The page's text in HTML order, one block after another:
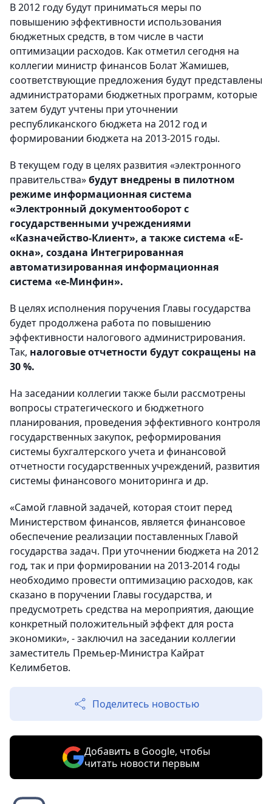
В 2012 году будут приниматься меры по
повышению эффективности использования
бюджетных средств, в том числе в части
оптимизации расходов. Как отметил сегодня на
коллегии министр финансов Болат Жамишев,
соответствующие предложения будут представлены
администраторами бюджетных программ, которые
затем будут учтены при уточнении
республиканского бюджета на 2012 год и
формировании бюджета на 2013-2015 годы.
В текущем году в целях развития «электронного
правительства»будут внедрены в пилотном
режиме информационная система
«Электронный документооборот с
государственными учреждениями
«Казначейство-Клиент», а также система «Е-
окна», создана Интегрированная
автоматизированная информационная
система «е-Минфин».
В целях исполнения поручения Главы государства
будет продолжена работа по повышению
эффективности налогового администрирования.
Так, налоговые отчетности будут сокращены на
30 %.
На заседании коллегии также были рассмотрены
вопросы стратегического и бюджетного
планирования, проведения эффективного контроля
государственных закупок, реформирования
системы бухгалтерского учета и финансовой
отчетности государственных учреждений, развития
системы финансового мониторинга и др.
«Самой главной задачей, которая стоит перед
Министерством финансов, является финансовое
обеспечение реализации поставленных Главой
государства задач. При уточнении бюджета на 2012
год, так и при формировании на 2013-2014 годы
необходимо провести оптимизацию расходов, как
сказано в поручении Главы государства, и
предусмотреть средства на мероприятия, дающие
конкретный положительный эффект для роста
экономики», - заключил на заседании коллегии
заместитель Премьер-Министра Кайрат
Келимбетов.
Поделитесь новостью
Добавить в Google, чтобы
читать новости первым